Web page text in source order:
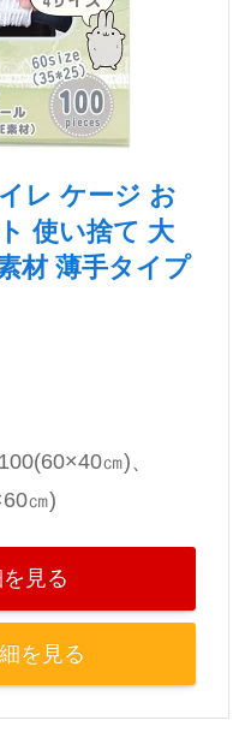
レ ケージ お
使い捨て 大
材 薄手タイプ
㎝)、
㎝)
見る
を見る